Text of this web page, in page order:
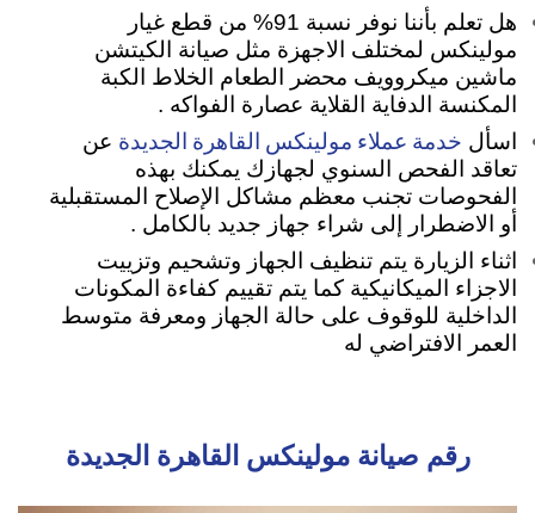
هل تعلم بأننا نوفر نسبة 91% من قطع غيار
مولينكس لمختلف الاجهزة مثل صيانة الكيتشن
ماشين ميكروويف محضر الطعام الخلاط الكبة
المكنسة الدفاية القلاية عصارة الفواكه .
اسأل خدمة عملاء مولينكس القاهرة الجديدة عن
تعاقد الفحص السنوي لجهازك يمكنك بهذه
الفحوصات تجنب معظم مشاكل الإصلاح المستقبلية
أو الاضطرار إلى شراء جهاز جديد بالكامل .
اثناء الزيارة يتم تنظيف الجهاز وتشحيم وتزييت
الاجزاء الميكانيكية كما يتم تقييم كفاءة المكونات
الداخلية للوقوف على حالة الجهاز ومعرفة متوسط
العمر الافتراضي له
رقم صيانة مولينكس القاهرة الجديدة